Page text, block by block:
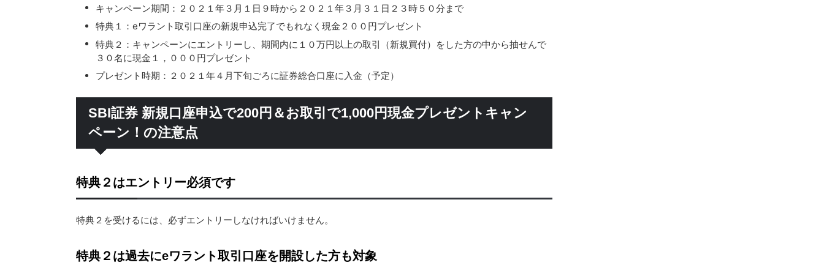
キャンペーン期間：２０２１年３月１日９時から２０２１年３月３１日２３時５０分まで
特典１：eワラント取引口座の新規申込完了でもれなく現金２００円プレゼント
特典２：キャンペーンにエントリーし、期間内に１０万円以上の取引（新規買付）をした方の中から抽せんで
３０名に現金１，０００円プレゼント
プレゼント時期：２０２１年４月下旬ごろに証券総合口座に入金（予定）
SBI証券 新規口座申込で200円＆お取引で1,000円現金プレゼントキャン
ペーン！の注意点
特典２はエントリー必須です
特典２を受けるには、必ずエントリーしなければいけません。
特典２は過去にeワラント取引口座を開設した方も対象